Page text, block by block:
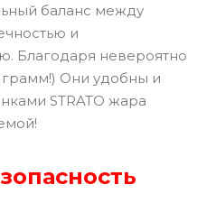
баланс между
и
Благодаря невероятно
грамм!) Они удобны и
STRATO жара